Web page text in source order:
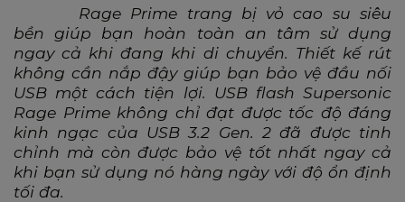
Rage Prime trang bịvỏ cao su siêu
bền giúp bạn hoàn toàn an tâm sử dụng
ngay cả khi đang khi di chuyển. Thiết kế rút
không cần nắp đậy giúp bạn bảo vệ đầu nối
USB một cách tiện lợi. USBflash Supersonic
Rage Prime không chỉ đạt được tốc độ đáng
kinh ngạc của USB 3.2 Gen. 2đã được tinh
chỉnh mà còn được bảo vệ tốt nhất ngay cả
khi bạn sử dụng nó hàng ngày với độ ổn định
tối đa.